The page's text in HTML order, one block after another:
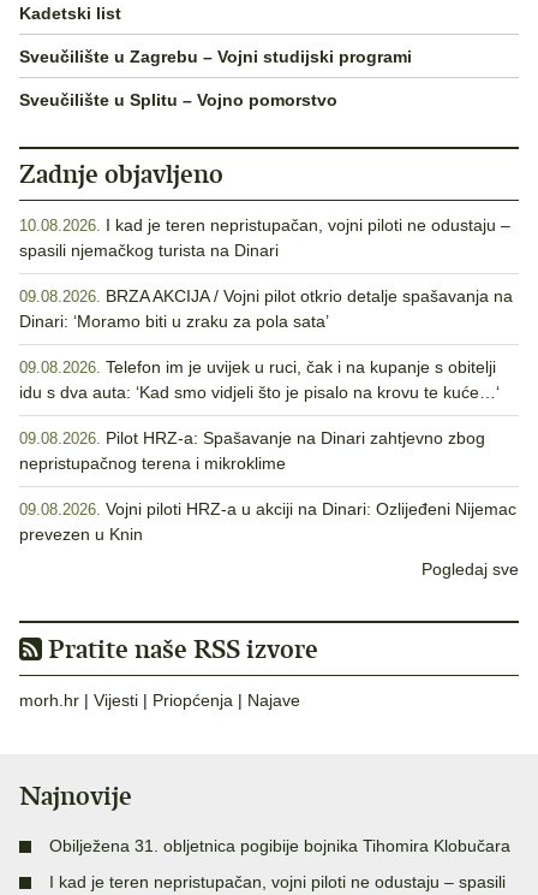
Kadetski list
Sveučilište u Zagrebu – Vojni studijski programi
Sveučilište u Splitu – Vojno pomorstvo
Zadnje objavljeno
10.08.2026. I kad je teren nepristupačan, vojni piloti ne odustaju –
spasili njemačkog turista na Dinari
09.08.2026. BRZA AKCIJA / Vojni pilot otkrio detalje spašavanja na
Dinari: ‘Moramo biti u zraku za pola sata’
09.08.2026. Telefon im je uvijek u ruci, čak i na kupanje s obitelji
idu s dva auta: ‘Kad smo vidjeli što je pisalo na krovu te kuće…‘
09.08.2026. Pilot HRZ-a: Spašavanje na Dinari zahtjevno zbog
nepristupačnog terena i mikroklime
09.08.2026. Vojni piloti HRZ-a u akciji na Dinari: Ozlijeđeni Nijemac
prevezen u Knin
Pogledaj sve
Pratite naše RSS izvore
morh.hr | Vijesti | Priopćenja | Najave
Najnovije
Obilježena 31. obljetnica pogibije bojnika Tihomira Klobučara
I kad je teren nepristupačan, vojni piloti ne odustaju – spasili